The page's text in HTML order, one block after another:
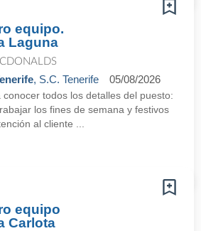
equipo.
Laguna
, S.C. Tenerife 05/08/2026
todos los detalles del puesto:
los fines de semana y festivos
al cliente ...
equipo
Carlota